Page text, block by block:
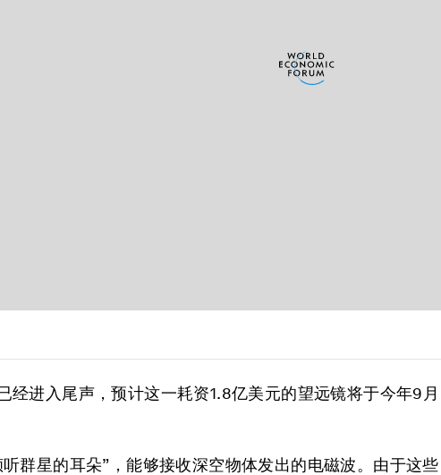
经进入尾声，预计这一耗资1.8亿美元的望远镜将于今年9月
听群星的耳朵”，能够接收深空物体发出的电磁波。由于这些